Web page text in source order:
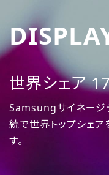
世界シェア
Samsungサイネージ
続で世界トップシェア
す。